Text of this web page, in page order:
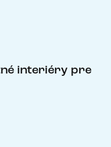
interiéry pre